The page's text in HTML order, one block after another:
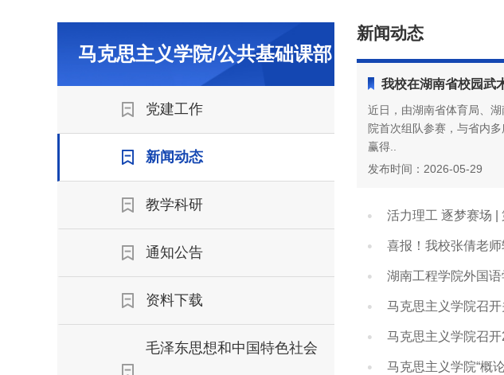
马克思主义学院/公共基础课部
党建工作
新闻动态
教学科研
通知公告
资料下载
毛泽东思想和中国特色社会
新闻动态
我校在湖南省校园武
近日，由湖南省体育局、
院首次组队参赛，与省内
赢得..
发布时间：2026-05-29
活力理工 逐梦赛场 |
喜报！我校张倩老
湖南工程学院外国
马克思主义学院召
马克思主义学院召
马克思主义学院“概